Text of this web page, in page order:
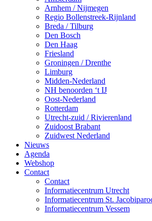
Arnhem / Nijmegen
Regio Bollenstreek-Rijnland
Breda / Tilburg
Den Bosch
Den Haag
Friesland
Groningen / Drenthe
Limburg
Midden-Nederland
NH benoorden ‘t IJ
Oost-Nederland
Rotterdam
Utrecht-zuid / Rivierenland
Zuidoost Brabant
Zuidwest Nederland
Nieuws
Agenda
Webshop
Contact
Contact
Informatiecentrum Utrecht
Informatiecentrum St.
Informatiecentrum Vessem